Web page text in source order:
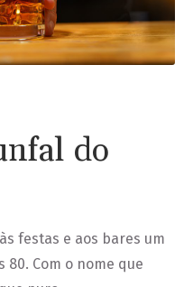
do
festas e aos bares um
80. Com o nome que